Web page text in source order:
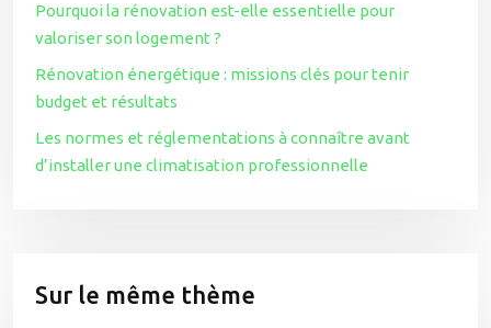
Pourquoi la rénovation est-elle essentielle pour
valoriser son logement ?
Rénovation énergétique : missions clés pour tenir
budget et résultats
Les normes et réglementations à connaître avant
d’installer une climatisation professionnelle
Sur le même thème